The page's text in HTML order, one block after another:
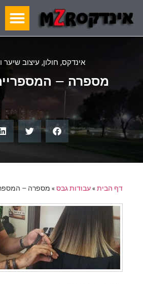
אינדקס, חולון, עיצוב שיער
מספרה –
דף הבית»עבודות גבס» מספרה –